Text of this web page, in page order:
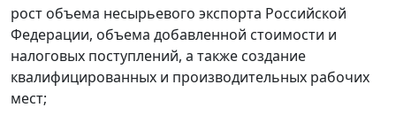
рост объема несырьевого экспорта Российской
Федерации, объема добавленной стоимости и
налоговых поступлений, а также создание
квалифицированных и производительных рабочих
мест;